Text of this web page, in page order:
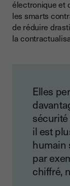
électronique et
les smarts
de réduire
la
Elles
il est
humain
par
chiffré,